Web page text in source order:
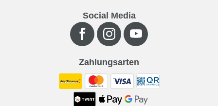
Social Media
Zahlungsarten